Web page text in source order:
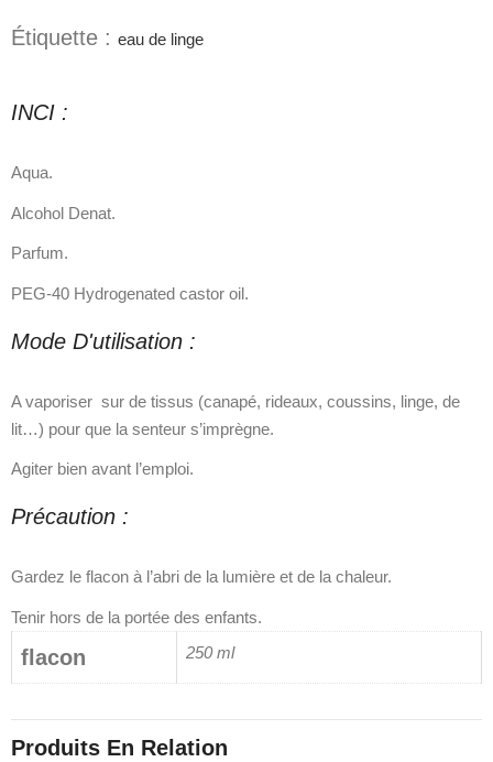
Étiquette : eau de linge
INCI :
Aqua.
Alcohol Denat.
Parfum.
PEG-40 Hydrogenated castor oil.
Mode D'utilisation :
A vaporiser sur de tissus (canapé, rideaux, coussins, linge, de
lit…) pour que la senteur s’imprègne.
Agiter bien avant l’emploi.
Précaution :
Gardez le flacon à l’abri de la lumière et de la chaleur.
Tenir hors de la portée des enfants.
flacon 250 ml
Produits En Relation